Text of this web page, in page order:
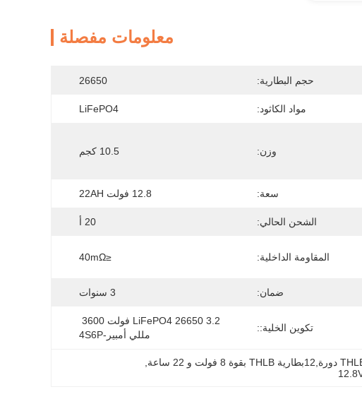
معلومات مفصلة
حجم البطارية: 26650
مواد الكاثود: LiFePO4
وزن: 10.5 كجم
سعة: 12.8 فولت 22AH
الشحن الحالي: 20 أ
المقاومة الداخلية: ≤40mΩ
ضمان: 3 سنوات
تكوين الخلية::
مللي أمبير-4S6P